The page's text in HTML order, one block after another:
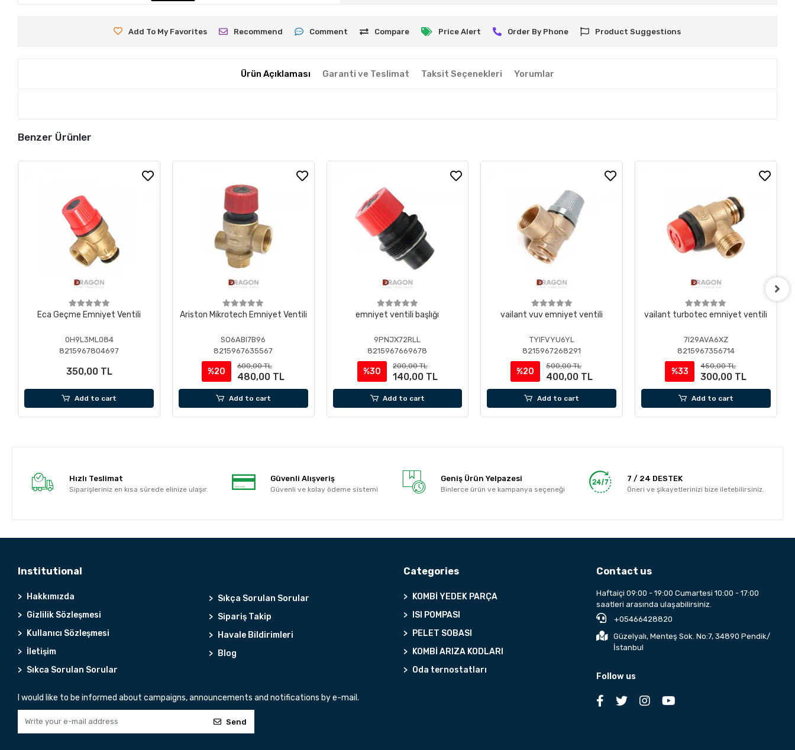
Add To My Favorites Recommend Comment Compare Price Alert Order By Phone Product Suggestions
Ürün Açıklaması Garanti ve Teslimat Taksit Seçenekleri Yorumlar
Benzer Ürünler
Eca Geçme Emniyet Ventili
0H9L3ML084
8215967804697
350,00 TL
Add to cart
Ariston Mikrotech Emniyet Ventili
SO6ABI7B96
8215967635567
%20
600,00 TL
480,00 TL
Add to cart
emniyet ventili başlığı
9PNJX72RLL
8215967669678
%30
200,00 TL
140,00 TL
Add to cart
vailant vuv emniyet ventili
TYIFVYU6YL
8215967268291
%20
500,00 TL
400,00 TL
Add to cart
vailant turbotec emniyet ventili
7I29AVA6XZ
8215967356714
%33
450,00 TL
300,00 TL
Add to cart
Hızlı Teslimat
Siparişleriniz en kısa sürede elinize ulaşır.
Güvenli Alışveriş
Güvenli ve kolay ödeme sistemi
Geniş Ürün Yelpazesi
Binlerce ürün ve kampanya seçeneği
7 / 24 DESTEK
Öneri ve şikayetlerinizi bize iletebilirsiniz.
Institutional
Hakkımızda
Gizlilik Sözleşmesi
Kullanıcı Sözleşmesi
İletişim
Sıkca Sorulan Sorular
Sıkça Sorulan Sorular
Sipariş Takip
Havale Bildirimleri
Blog
I would like to be informed about campaigns, announcements and notifications by e-mail.
Send
Categories
KOMBİ YEDEK PARÇA
ISI POMPASI
PELET SOBASI
KOMBİ ARIZA KODLARI
Oda ternostatları
Contact us
Haftaiçi 09:00 - 19:00 Cumartesi 10:00 - 17:00
saatleri arasında ulaşabilirsiniz.
+05466428820
Güzelyalı, Menteş Sok. No:7, 34890 Pendik/
İstanbul
Follow us